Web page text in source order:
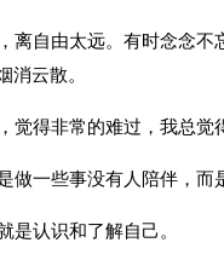
离自由太远。有时念念
消云散。
觉得非常的难过，我总
做一些事没有人陪伴，而
是认识和了解自己。